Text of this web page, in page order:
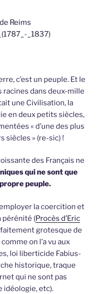
c’est un peuple. Et le
racines dans deux-mille
une Civilisation, la
en deux petits siècles,
« d’une des plus
siècles » (re-sic) !
des Français ne
qui ne sont que
peuple.
la coercition et
pérénité (Procès d’Eric
grotesque de
on l’a vu aux
loi liberticide Fabius-
historique, traque
qui ne sont pas
idéologie, etc).